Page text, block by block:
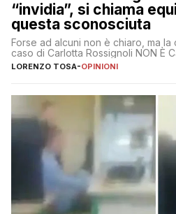
“invidia”, si chiama
questa sconosciuta
Forse ad alcuni non è chiaro, ma
caso di Carlotta Rossignoli NON È
LORENZO TOSA-OPINIONI